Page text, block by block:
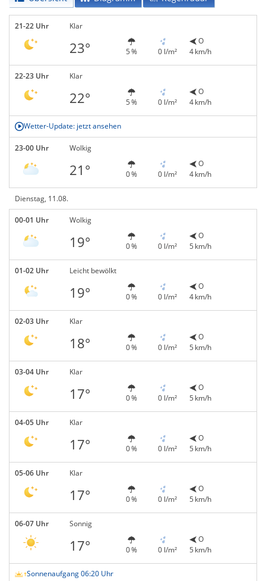
21-22 Uhr Klar
23° 5 % 0 l/m²
O
4 km/h
22-23 Uhr Klar
22° 5 % 0 l/m²
O
4 km/h
Wetter-Update: jetzt ansehen
23-00 Uhr Wolkig
21° 0 % 0 l/m²
O
4 km/h
Dienstag, 11.08.
00-01 Uhr Wolkig
19° 0 % 0 l/m²
O
5 km/h
01-02 Uhr Leicht bewölkt
19° 0 % 0 l/m²
O
4 km/h
02-03 Uhr Klar
18° 0 % 0 l/m²
O
5 km/h
03-04 Uhr Klar
17° 0 % 0 l/m²
O
5 km/h
04-05 Uhr Klar
17° 0 % 0 l/m²
O
5 km/h
05-06 Uhr Klar
17° 0 % 0 l/m²
O
5 km/h
06-07 Uhr Sonnig
17° 0 % 0 l/m²
O
5 km/h
Sonnenaufgang 06:20 Uhr